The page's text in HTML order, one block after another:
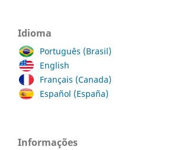
Idioma
Português (Brasil)
English
Français (Canada)
Español (España)
Informações